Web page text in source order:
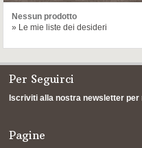
Nessun prodotto
» Le mie liste dei desideri
Per Seguirci
Iscriviti alla nostra newsletter
Pagine